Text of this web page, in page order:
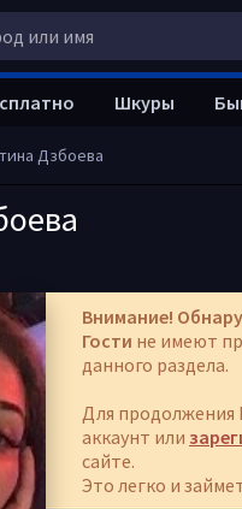
Дзбоева
Внимание!
Гости не имеют
данного раздела.
Для продолжения
аккаунт или
сайте.
Это легко и
Шкуры